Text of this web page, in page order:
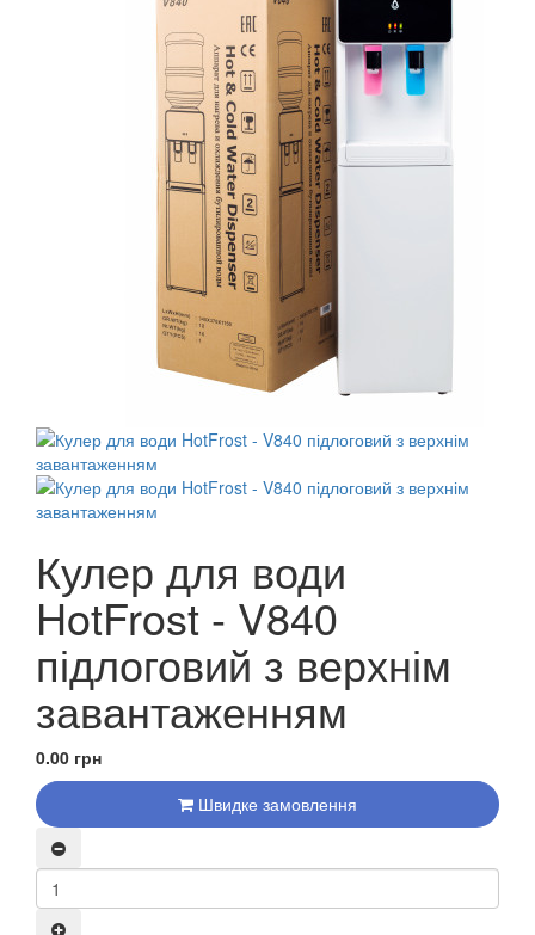
Кулер для води
HotFrost - V840
підлоговий з верхнім
завантаженням
0.00 грн
Швидке замовлення